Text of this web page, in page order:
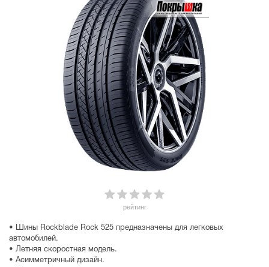
рейтинг
• Шины Rockblade Rock 525 предназначены для легковых
автомобилей.
• Летняя скоростная модель.
• Асимметричный дизайн.